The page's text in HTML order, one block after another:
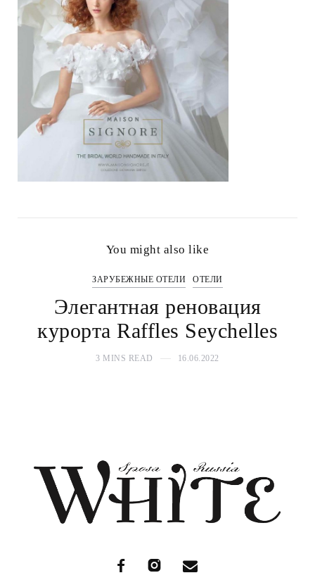
You might also like
ЗАРУБЕЖНЫЕ ОТЕЛИ ОТЕЛИ
Элегантная реновация
курорта Raffles Seychelles
3 MINS READ 16.06.2022